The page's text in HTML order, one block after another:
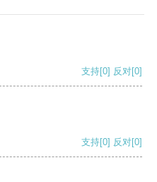
支持[0] 反对[0]
支持[0] 反对[0]